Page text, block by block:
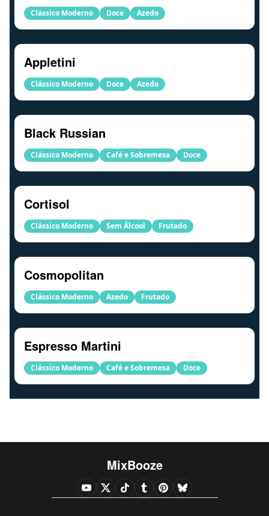
Clássico Moderno Doce Azedo
Appletini
Clássico Moderno Doce Azedo
Black Russian
Clássico Moderno Café e Sobremesa Doce
Cortisol
Clássico Moderno Sem Álcool Frutado
Cosmopolitan
Clássico Moderno Azedo Frutado
Espresso Martini
Clássico Moderno Café e Sobremesa Doce
MixBooze